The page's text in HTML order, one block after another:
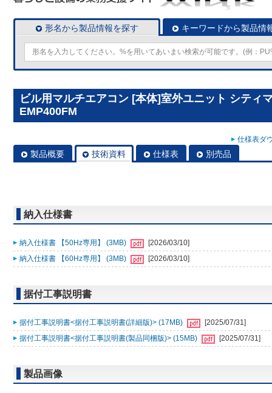
形名から製品情報を探す キーワードから製品情
ビル用マルチエアコン [本体]室外ユニット シティ
EMP400FM
仕様表ダ
製品概要 技術資料 仕様表 別売品
納入仕様書
納入仕様書 【50Hz専用】 (3MB)
[2026/03/10]
納入仕様書 【60Hz専用】 (3MB)
[2026/03/10]
据付工事説明書
据付工事説明書<据付工事説明書(詳細版)> (17MB)
[2025/07/31]
据付工事説明書<据付工事説明書(製品同梱版)> (15MB)
[2025/07/31]
製品画像